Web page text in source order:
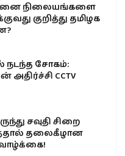
நிலையங்களை
குறித்து தமிழக
நடந்த சோகம்:
அதிர்ச்சி CCTV
சவுதி சிறை
தலைகீழான